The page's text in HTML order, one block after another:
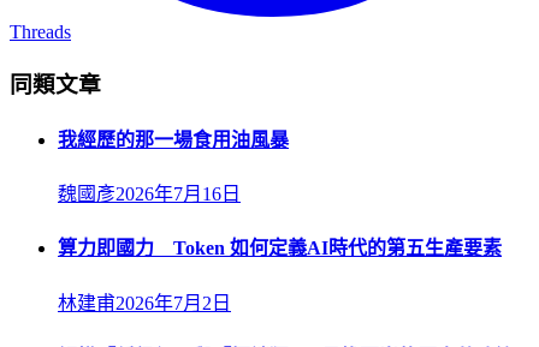
Threads
同類文章
我經歷的那一場食用油風暴
魏國彥2026年7月16日
算力即國力 Token 如何定義AI時代的第五生產要素
林建甫2026年7月2日